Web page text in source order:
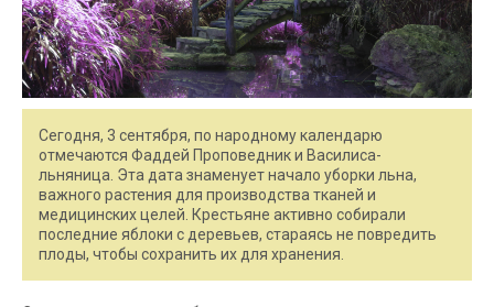
Сегодня, 3 сентября, по народному календарю
отмечаются Фаддей Проповедник и Василиса-
льняница. Эта дата знаменует начало уборки льна,
важного растения для производства тканей и
медицинских целей. Крестьяне активно собирали
последние яблоки с деревьев, стараясь не повредить
плоды, чтобы сохранить их для хранения.